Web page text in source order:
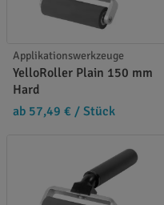
Applikationswerkzeuge
YelloRoller Plain 150 mm
Hard
ab 57,49 € / Stück